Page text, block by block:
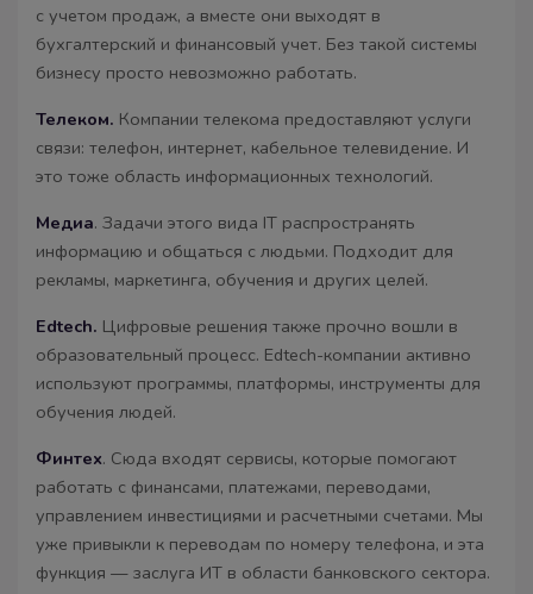
с учетом продаж, а вместе они выходят в
бухгалтерский и финансовый учет. Без такой системы
бизнесу просто невозможно работать.
Телеком. Компании телекома предоставляют услуги
связи: телефон, интернет, кабельное телевидение. И
это тоже область информационных технологий.
Медиа. Задачи этого вида IT распространять
информацию и общаться с людьми. Подходит для
рекламы, маркетинга, обучения и других целей.
Edtech. Цифровые решения также прочно вошли в
образовательный процесс. Edtech-компании активно
используют программы, платформы, инструменты для
обучения людей.
Финтех. Сюда входят сервисы, которые помогают
работать с финансами, платежами, переводами,
управлением инвестициями и расчетными счетами. Мы
уже привыкли к переводам по номеру телефона, и эта
функция — заслуга ИТ в области банковского сектора.